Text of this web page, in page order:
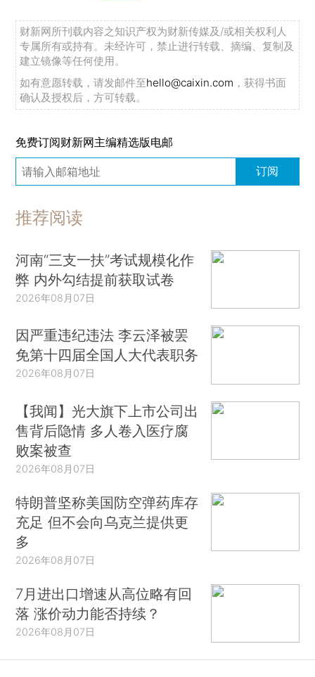
财新网所刊载内容之知识产权为财新传媒及/或相关权利人
专属所有或持有。未经许可，禁止进行转载、摘编、复制及
建立镜像等任何使用。
如有意愿转载，请发邮件至hello@caixin.com ，获得书面
确认及授权后，方可转载。
免费订阅财新网主编精选版电邮
订阅
推荐阅读
河南“三支一扶”考试规模化作
弊 内外勾结提前获取试卷
2026年08月07日
因严重违纪违法 李云泽被罢
免第十四届全国人大代表职务
2026年08月07日
【我闻】光大旗下上市公司出
售背后隐情 多人卷入医疗腐
败案被查
2026年08月07日
特朗普坚称美国防空弹药库存
充足 但不会向乌克兰提供更
多
2026年08月07日
7月进出口增速从高位略有回
落 涨价动力能否持续？
2026年08月07日